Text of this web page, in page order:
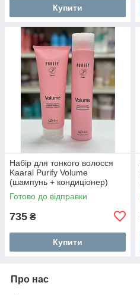
Купити
Набір для тонкого волосся
Kaaral Purify Volume
(шампунь + кондиціонер)
Готово до відправки
735 ₴
Купити
Про нас